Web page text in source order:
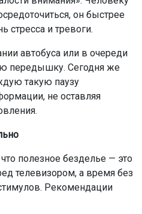
он быстрее
стресса и тревоги.
автобуса или в очереди
передышку. Сегодня же
такую паузу
не оставляя
полезное безделье — это
телевизором, а время без
Рекомендации